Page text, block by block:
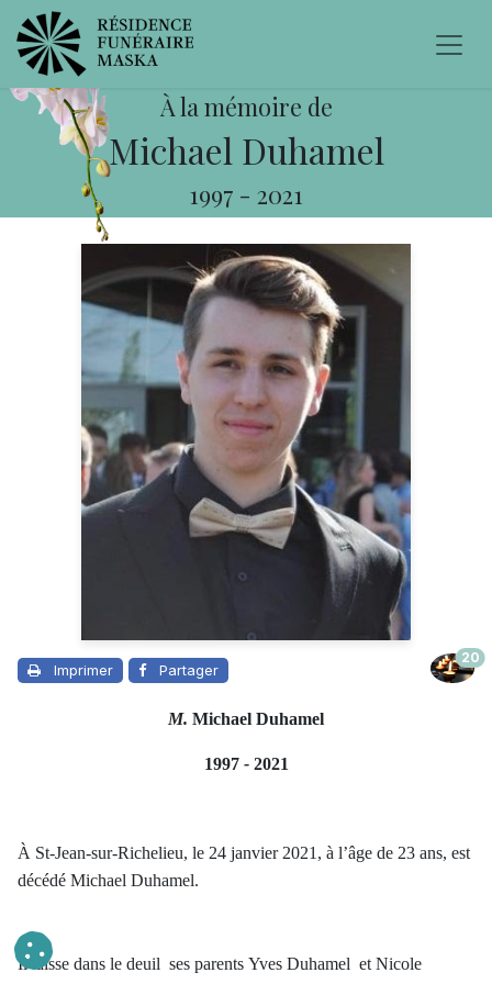
À la mémoire de
Michael Duhamel
1997 - 2021
Imprimer Partager
20
M. Michael Duhamel
1997- 2021
À St-Jean-sur-Richelieu, le 24 janvier 2021, à l’âge de 23 ans, est
décédé Michael Duhamel.
Il laisse dans le deuil ses parents Yves Duhamel et Nicole